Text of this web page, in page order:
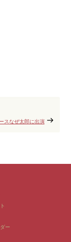
スなぜ太郎に出演
ー